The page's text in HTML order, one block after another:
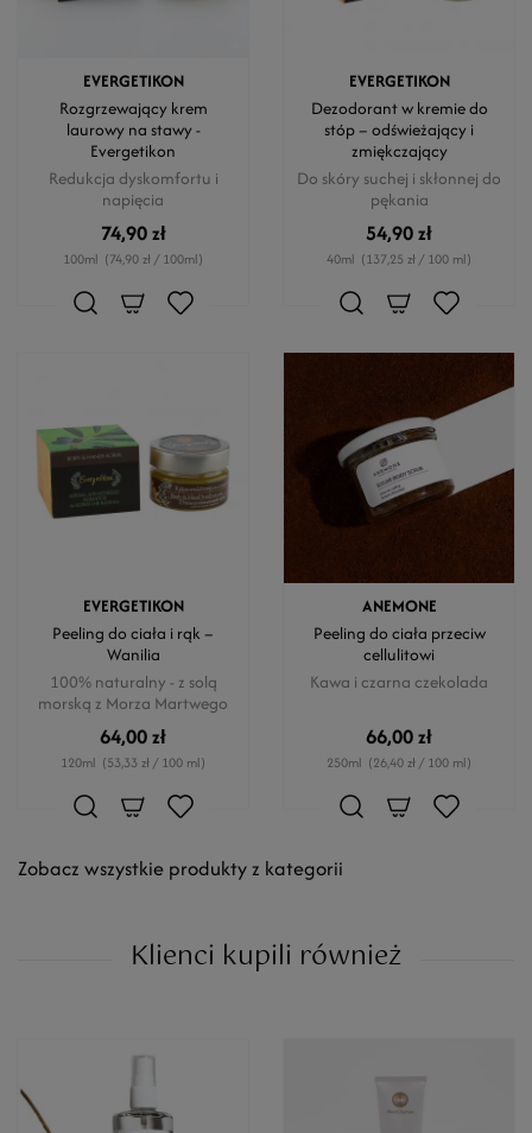
EVERGETIKON
Rozgrzewający krem
laurowy na stawy -
Evergetikon
Redukcja dyskomfortu i
napięcia
74,90 zł
100ml (74,90 zł / 100ml)
EVERGETIKON
Dezodorant w kremie do
stóp – odświeżający i
zmiękczający
Do skóry suchej i skłonnej do
pękania
54,90 zł
40ml (137,25 zł / 100 ml)
EVERGETIKON
Peeling do ciała i rąk –
Wanilia
100% naturalny - z solą
morską z Morza Martwego
64,00 zł
120ml (53,33 zł / 100 ml)
ANEMONE
Peeling do ciała przeciw
cellulitowi
Kawa i czarna czekolada
66,00 zł
250ml (26,40 zł / 100 ml)
Zobacz wszystkie produkty z kategorii
Klienci kupili również